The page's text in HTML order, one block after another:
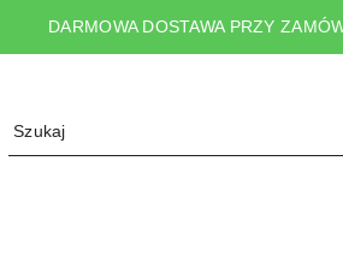
DARMOWA DOSTAWA PRZY